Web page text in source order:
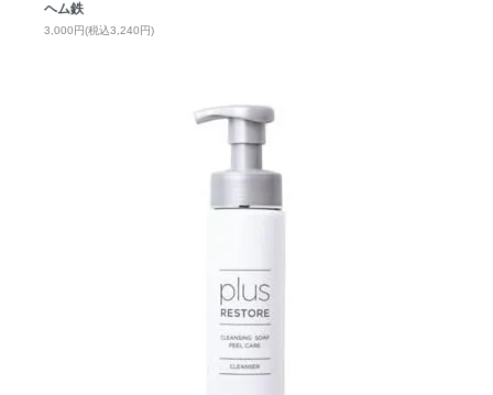
ヘム鉄
3,000円(税込3,240円)